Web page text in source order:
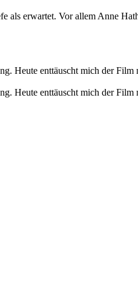
als erwartet. Vor allem Anne
Heute enttäuscht mich der Film
Heute enttäuscht mich der Film